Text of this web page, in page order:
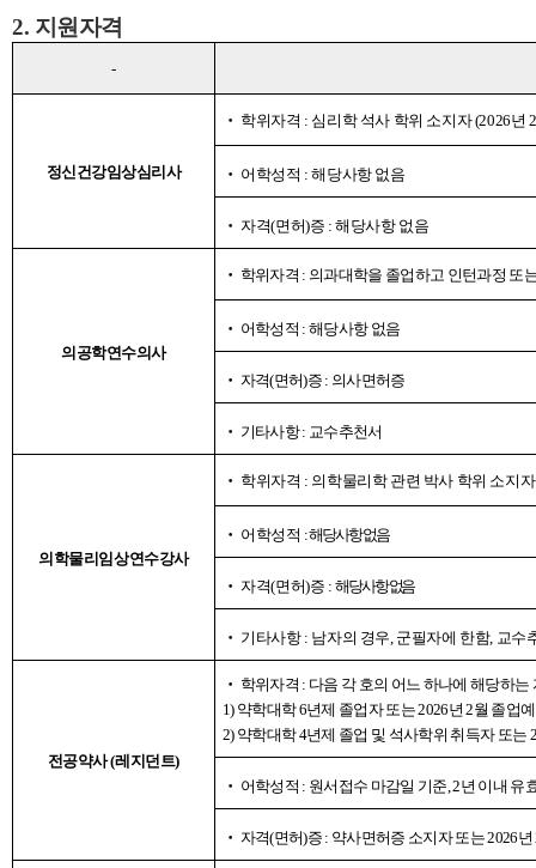
2. 지원자격
-
정신건강임상심리사
‧ 학위자격 : 심리학 석사 학위 소지자(2026년2
‧ 어학성적 :해당사항 없음
‧자격(면허)증 :해당사항 없음
의공학연수의사
‧ 학위자격 : 의과대학을 졸업하고 인턴과정 또
‧ 어학성적 :해당사항 없음
‧ 자격(면허)증 : 의사면허증
‧ 기타사항: 교수추천서
의학물리임상연수강사
‧ 학위자격 : 의학물리학 관련 박사 학위 소지
‧ 어학성적 :해당사항 없음
‧자격(면허)증 :해당사항 없음
‧ 기타사항 : 남자의 경우, 군필자에 한함, 교수
전공약사(레지던트)
‧ 학위자격 : 다음 각 호의 어느 하나에 해당하는
1) 약학대학6년제 졸업자 또는2026년2월 졸업
2) 약학대학4년제 졸업 및 석사학위 취득자 또는
‧ 어학성적 : 원서접수 마감일 기준, 2년 이내 유
‧ 자격(면허)증 : 약사면허증 소지자 또는2026년